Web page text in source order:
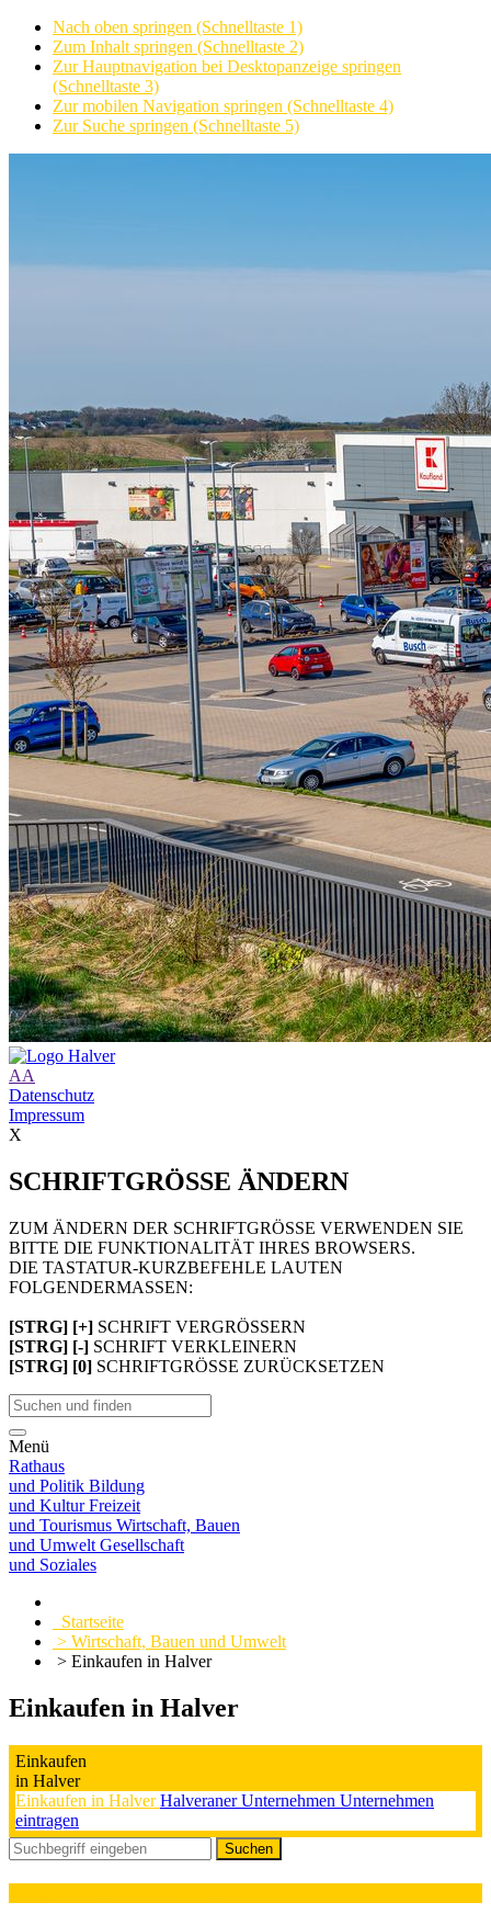
Nach oben springen (Schnelltaste 1)
Zum Inhalt springen (Schnelltaste 2)
Zur Hauptnavigation bei Desktopanzeige springen
(Schnelltaste 3)
Zur mobilen Navigation springen (Schnelltaste 4)
Zur Suche springen (Schnelltaste 5)
AA
Datenschutz
Impressum
X
SCHRIFTGRÖSSE ÄNDERN
ZUM ÄNDERN DER SCHRIFTGRÖSSE VERWENDEN SIE
BITTE DIE FUNKTIONALITÄT IHRES BROWSERS.
DIE TASTATUR-KURZBEFEHLE LAUTEN
FOLGENDERMASSEN:
[STRG] [+] SCHRIFT VERGRÖSSERN
[STRG] [-] SCHRIFT VERKLEINERN
[STRG] [0] SCHRIFTGRÖSSE ZURÜCKSETZEN
Menü
Rathaus
und Politik Bildung
und KulturFreizeit
und Tourismus Wirtschaft, Bauen
und Umwelt Gesellschaft
und Soziales
Startseite
> Wirtschaft, Bauen und Umwelt
> Einkaufen in Halver
Einkaufen in Halver
Einkaufen
in Halver
Einkaufen in HalverHalveraner Unternehmen Unternehmen
eintragen